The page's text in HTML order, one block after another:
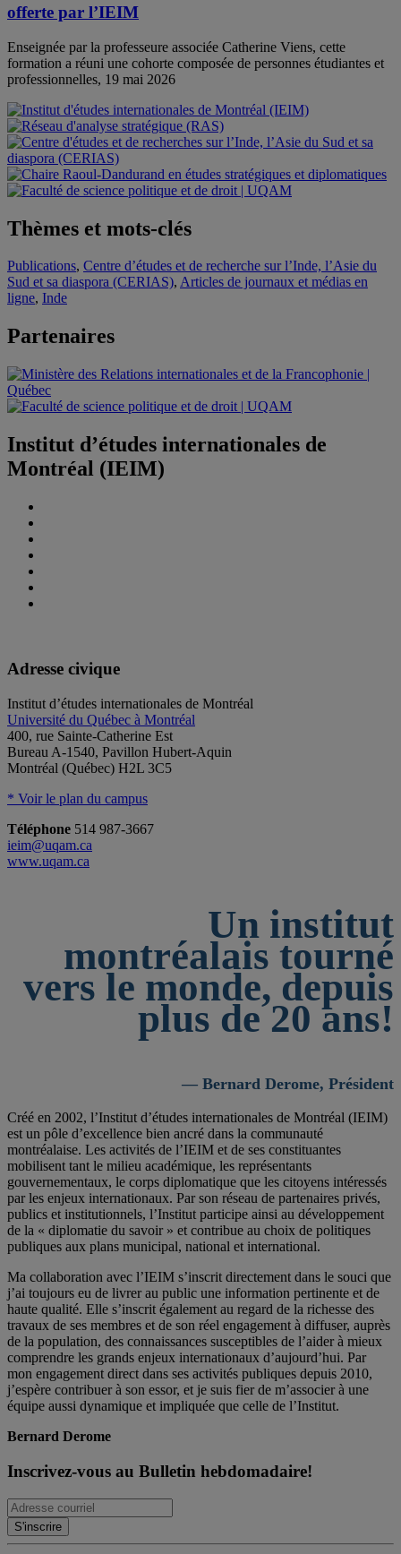
offerte par l’IEIM
Enseignée par la professeure associée Catherine Viens, cette
formation a réuni une cohorte composée de personnes étudiantes et
professionnelles, 19 mai 2026
Thèmes et mots-clés
Publications, Centre d’études et de recherche sur l’Inde, l’Asie du
Sud et sa diaspora (CERIAS), Articles de journaux et médias en
ligne, Inde
Partenaires
Institut d’études internationales de
Montréal (IEIM)
Adresse civique
Institut d’études internationales de Montréal
Université du Québec à Montréal
400, rue Sainte-Catherine Est
Bureau A-1540, Pavillon Hubert-Aquin
Montréal (Québec) H2L 3C5
* Voir le plan du campus
Téléphone 514 987-3667
ieim@uqam.ca
www.uqam.ca
Un institut
montréalais tourné
vers le monde, depuis
plus de 20 ans!
— Bernard Derome, Président
Créé en 2002, l’Institut d’études internationales de Montréal (IEIM)
est un pôle d’excellence bien ancré dans la communauté
montréalaise. Les activités de l’IEIM et de ses constituantes
mobilisent tant le milieu académique, les représentants
gouvernementaux, le corps diplomatique que les citoyens intéressés
par les enjeux internationaux. Par son réseau de partenaires privés,
publics et institutionnels, l’Institut participe ainsi au développement
de la « diplomatie du savoir » et contribue au choix de politiques
publiques aux plans municipal, national et international.
Ma collaboration avec l’IEIM s’inscrit directement dans le souci que
j’ai toujours eu de livrer au public une information pertinente et de
haute qualité. Elle s’inscrit également au regard de la richesse des
travaux de ses membres et de son réel engagement à diffuser, auprès
de la population, des connaissances susceptibles de l’aider à mieux
comprendre les grands enjeux internationaux d’aujourd’hui. Par
mon engagement direct dans ses activités publiques depuis 2010,
j’espère contribuer à son essor, et je suis fier de m’associer à une
équipe aussi dynamique et impliquée que celle de l’Institut.
Bernard Derome
Inscrivez-vous au Bulletin hebdomadaire!